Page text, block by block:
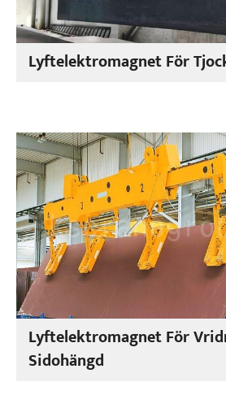
Lyftelektromagnet För
Lyftelektromagnet För
Sidohängd